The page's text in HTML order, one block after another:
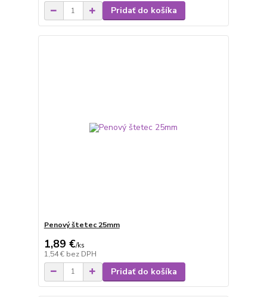
Pridať do košíka
Penový štetec 25mm
1,89 €/ks
1,54 € bez DPH
Pridať do košíka